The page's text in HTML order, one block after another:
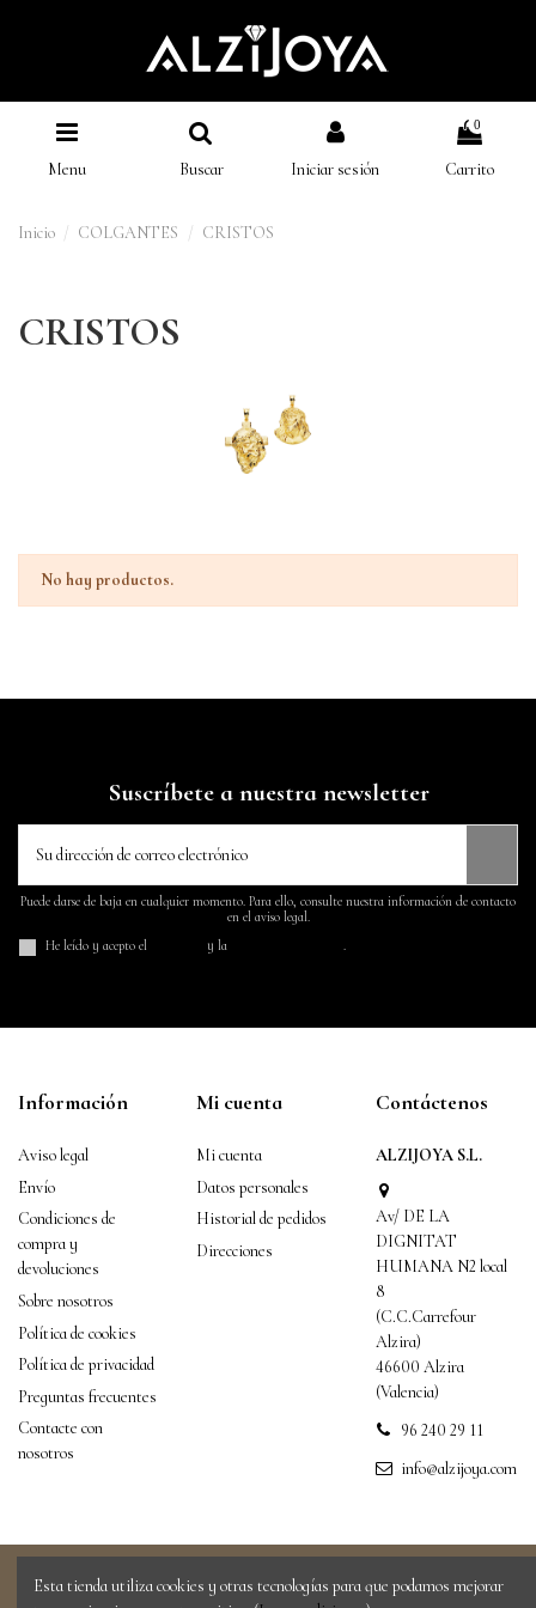
Menu Buscar Iniciar sesión
0
Carrito
Inicio COLGANTES CRISTOS
CRISTOS
No hay productos.
Suscríbete a nuestra newsletter
Puede darse de baja en cualquier momento. Para ello, consulte nuestra información de contacto
en el aviso legal.
He leído y acepto el
y la .
Información
Aviso legal
Envío
Condiciones de
compra y
devoluciones
Sobre nosotros
Política de cookies
Política de privacidad
Preguntas frecuentes
Contacte con
nosotros
Mi cuenta
Mi cuenta
Datos personales
Historial de pedidos
Direcciones
Contáctenos
ALZIJOYA S.L.
Av/ DE LA
DIGNITAT
HUMANA N2 local
8
(C.C.Carrefour
Alzira)
46600 Alzira
(Valencia)
96 240 29 11
info@alzijoya.com
Esta tienda utiliza cookies y otras tecnologías para que podamos mejorar